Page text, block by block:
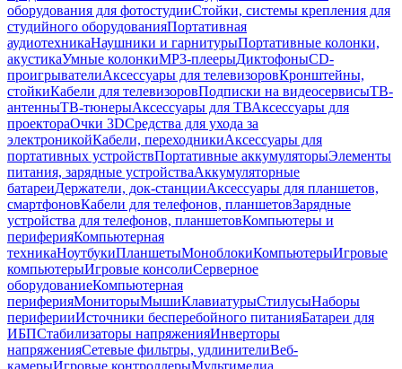
оборудования для фотостудииСтойки, системы крепления для
студийного оборудованияПортативная
аудиотехникаНаушники и гарнитурыПортативные колонки,
акустикаУмные колонкиMP3-плеерыДиктофоныCD-
проигрывателиАксессуары для телевизоровКронштейны,
стойкиКабели для телевизоровПодписки на видеосервисыТВ-
антенныТВ-тюнерыАксессуары для ТВАксессуары для
проектораОчки 3DСредства для ухода за
электроникойКабели, переходникиАксессуары для
портативных устройствПортативные аккумуляторыЭлементы
питания, зарядные устройстваАккумуляторные
батареиДержатели, док-станцииАксессуары для планшетов,
смартфоновКабели для телефонов, планшетовЗарядные
устройства для телефонов, планшетовКомпьютеры и
периферияКомпьютерная
техникаНоутбукиПланшетыМоноблокиКомпьютерыИгровые
компьютерыИгровые консолиСерверное
оборудованиеКомпьютерная
периферияМониторыМышиКлавиатурыСтилусыНаборы
периферииИсточники бесперебойного питанияБатареи для
ИБПСтабилизаторы напряженияИнверторы
напряженияСетевые фильтры, удлинителиВеб-
камерыИгровые контроллерыМультимедиа